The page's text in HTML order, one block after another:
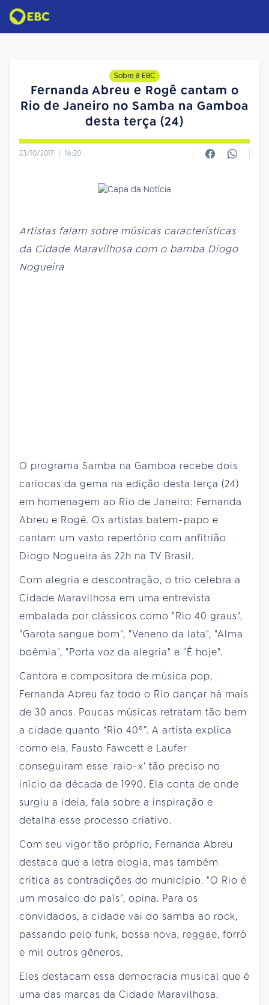
Sobre a EBC
Fernanda Abreu e Rogê cantam o
Rio de Janeiro no Samba na Gamboa
desta terça (24)
23/10/2017 | 16:20
Artistas falam sobre músicas características
da Cidade Maravilhosa com o bamba Diogo
Nogueira
O programa Samba na Gamboa recebe dois
cariocas da gema na edição desta terça (24)
em homenagem ao Rio de Janeiro: Fernanda
Abreu e Rogê. Os artistas batem-papo e
cantam um vasto repertório com anfitrião
Diogo Nogueira às 22h na TV Brasil.
Com alegria e descontração, o trio celebra a
Cidade Maravilhosa em uma entrevista
embalada por clássicos como "Rio 40 graus",
"Garota sangue bom", "Veneno da lata", "Alma
boêmia", "Porta voz da alegria" e "É hoje".
Cantora e compositora de música pop,
Fernanda Abreu faz todo o Rio dançar há mais
de 30 anos. Poucas músicas retratam tão bem
a cidade quanto “Rio 40º”. A artista explica
como ela, Fausto Fawcett e Laufer
conseguiram esse 'raio-x' tão preciso no
início da década de 1990. Ela conta de onde
surgiu a ideia, fala sobre a inspiração e
detalha esse processo criativo.
Com seu vigor tão próprio, Fernanda Abreu
destaca que a letra elogia, mas também
critica as contradições do município. "O Rio é
um mosaico do país", opina. Para os
convidados, a cidade vai do samba ao rock,
passando pelo funk, bossa nova, reggae, forró
e mil outros gêneros.
Eles destacam essa democracia musical que é
uma das marcas da Cidade Maravilhosa.